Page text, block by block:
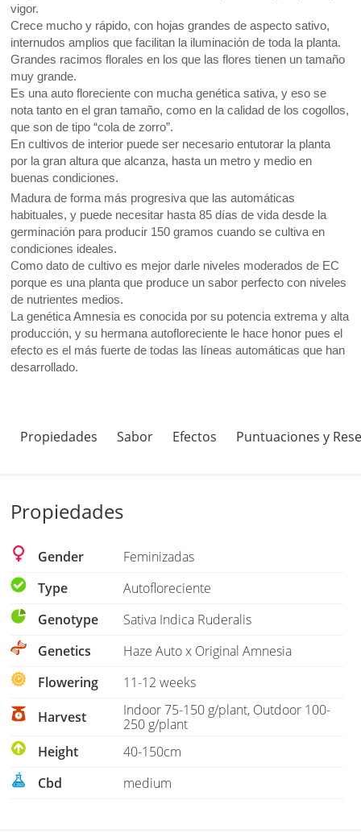
vigor.
Crece mucho y rápido, con hojas grandes de aspecto sativo,
internudos amplios que facilitan la iluminación de toda la planta.
Grandes racimos florales en los que las flores tienen un tamaño
muy grande.
Es una auto floreciente con mucha genética sativa, y eso se
nota tanto en el gran tamaño, como en la calidad de los cogollos,
que son de tipo “cola de zorro”.
En cultivos de interior puede ser necesario entutorar la planta
por la gran altura que alcanza, hasta un metro y medio en
buenas condiciones.
Madura de forma más progresiva que las automáticas
habituales, y puede necesitar hasta 85 días de vida desde la
germinación para producir 150 gramos cuando se cultiva en
condiciones ideales.
Como dato de cultivo es mejor darle niveles moderados de EC
porque es una planta que produce un sabor perfecto con niveles
de nutrientes medios.
La genética Amnesia es conocida por su potencia extrema y alta
producción, y su hermana autofloreciente le hace honor pues el
efecto es el más fuerte de todas las líneas automáticas que han
desarrollado.
Propiedades Sabor Efectos Puntuaciones y
Propiedades
Gender
Feminizadas
Type
Autofloreciente
Genotype
Sativa Indica Ruderalis
Genetics
Haze Auto x Original Amnesia
Flowering
11-12 weeks
Harvest
Indoor 75-150 g/plant, Outdoor 100-
250 g/plant
Height
40-150cm
Cbd
medium